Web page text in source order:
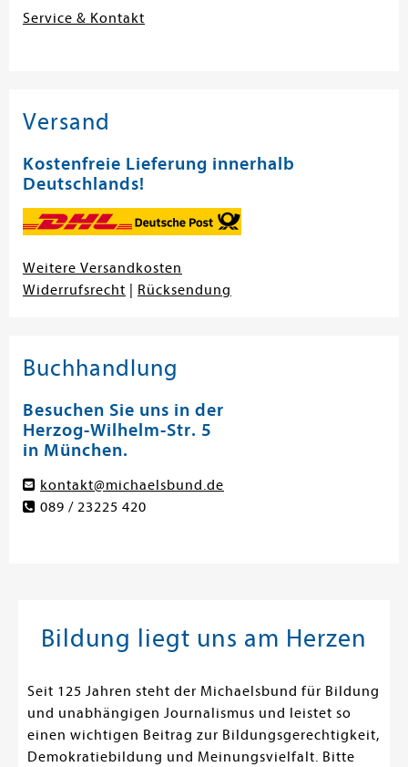
Service & Kontakt
Versand
Kostenfreie Lieferung innerhalb
Deutschlands!
Weitere Versandkosten
Widerrufsrecht
Rücksendung
Buchhandlung
Besuchen Sie uns in der
Herzog-Wilhelm-Str. 5
in München.
kontakt@michaelsbund.de
089 / 23225 420
Bildung liegt uns am Herzen
Seit 125 Jahren steht der Michaelsbund für Bildung
und unabhängigen Journalismus und leistet so
einen wichtigen Beitrag zur Bildungsgerechtigkeit,
Demokratiebildung und Meinungsvielfalt. Bitte